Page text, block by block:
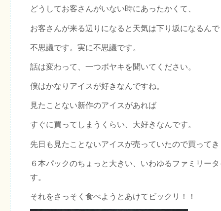
どうしてお客さんがいない時にあったかくて、
お客さんが来る辺りになると天気は下り坂になるん
不思議です。実に不思議です。
話は変わって、一つボヤキを聞いてください。
僕はかなりアイスが好きなんですね。
見たことない新作のアイスがあれば
すぐに買ってしまうくらい、大好きなんです。
先日も見たことないアイスが売っていたので買って
６本パックのちょっと大きい、いわゆるファミリー
す。
それをさっそく食べようとあけてビックリ！！